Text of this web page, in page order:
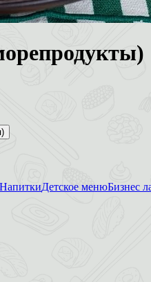
НапиткиДетское менюБизнес